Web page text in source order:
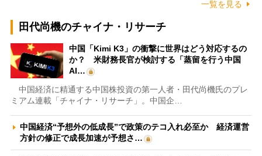
一覧を見る
田代尚機のチャイナ・リサーチ
中国「Kimi K3」の衝撃に世界はどう対応するの
か？ 米財務長官が検討する「蒸留を行う中国
AI…
中国経済に精通する中国株投資の第一人者・田代尚機氏のプレ
ミアム連載「チャイナ・リサーチ」。中国企…
中国経済“予想外の低成長”で政策のテコ入れ必至か 経済運営
方針の修正で成長加速が予想さ…